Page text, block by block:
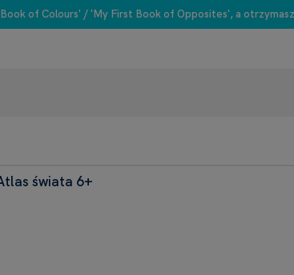
of Colours' / 'My First Book of Opposites', a
świata 6+